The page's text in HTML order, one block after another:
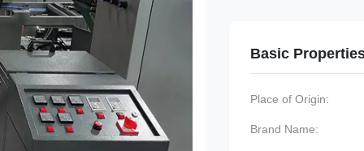
Basic
Place of Origin:
Brand Name: